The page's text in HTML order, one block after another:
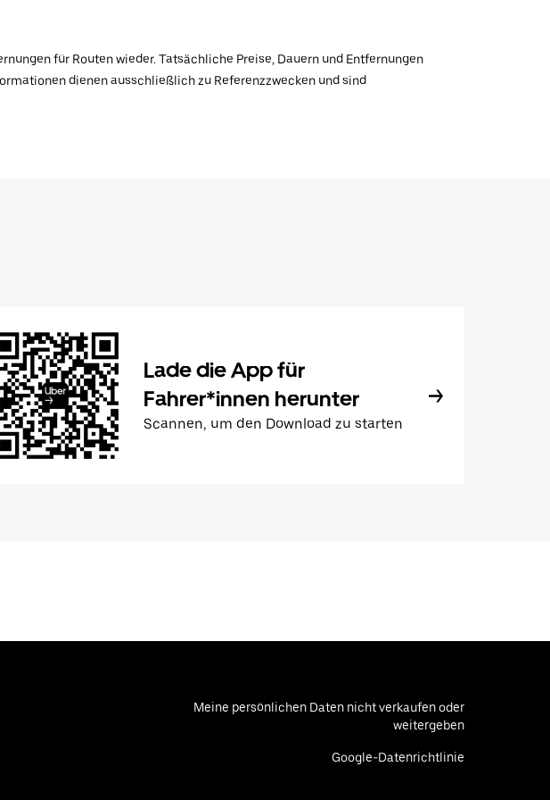
für Routen wieder. Tatsächliche Preise, Dauern und Entfernungen
dienen ausschließlich zu Referenzzwecken und sind
Lade die App für
Fahrer*innen herunter
Scannen, um den Download zu starten
Meine persönlichen Daten nicht verkaufen oder
weitergeben
Google-Datenrichtlinie